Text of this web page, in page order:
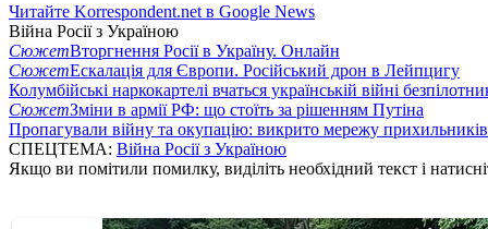
Читайте Korrespondent.net в Google News
Війна Росії з Україною
СюжетВторгнення Росії в Україну. Онлайн
СюжетЕскалація для Європи. Російський дрон в Лейпцигу
Колумбійські наркокартелі вчаться українській війні
СюжетЗміни в армії РФ: що стоїть за рішенням Путіна
Пропагували війну та окупацію: викрито мережу
СПЕЦТЕМА: Війна Росії з Україною
Якщо ви помітили помилку, виділіть необхідний текст і